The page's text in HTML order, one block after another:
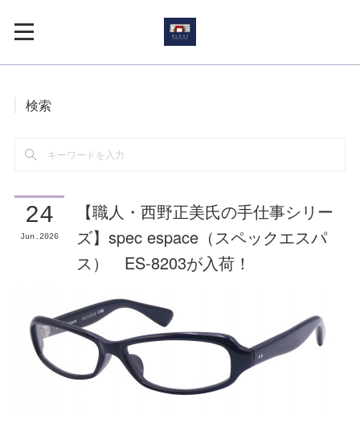
検索
24
Jun 2026
【職人・西野正美氏の手仕事シリー
ズ】spec espace（スペックエスパ
ス） ES-8203が入荷！